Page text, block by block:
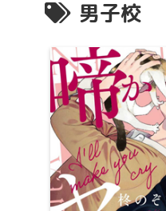
男子校